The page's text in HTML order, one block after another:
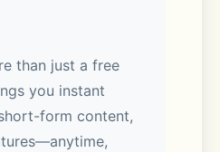
than just a free
you instant
form content,